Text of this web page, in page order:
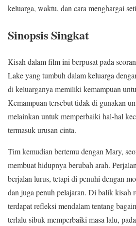
keluarga, waktu, dan cara menghargai
Sinopsis Singkat
Kisah dalam film ini berpusat pada
Lake yang tumbuh dalam keluarga
di keluarganya memiliki kemampuan
Kemampuan tersebut tidak di gunakan
melainkan untuk memperbaiki hal-hal
termasuk urusan cinta.
Tim kemudian bertemu dengan Mary,
membuat hidupnya berubah arah.
berjalan lurus, tetapi di penuhi dengan
dan juga penuh pelajaran. Di balik kisah
terdapat refleksi mendalam tentang
terlalu sibuk memperbaiki masa lalu,